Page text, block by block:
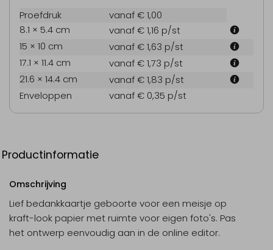
Proefdruk
vanaf € 1,00
8.1 × 5.4 cm
vanaf € 1,16 p/st
15 × 10 cm
vanaf € 1,63 p/st
17.1 × 11.4 cm
vanaf € 1,73 p/st
21.6 × 14.4 cm
vanaf € 1,83 p/st
Enveloppen
vanaf € 0,35 p/st
Productinformatie
Omschrijving
Lief bedankkaartje geboorte voor een meisje op
kraft-look papier met ruimte voor eigen foto's. Pas
het ontwerp eenvoudig aan in de online editor.